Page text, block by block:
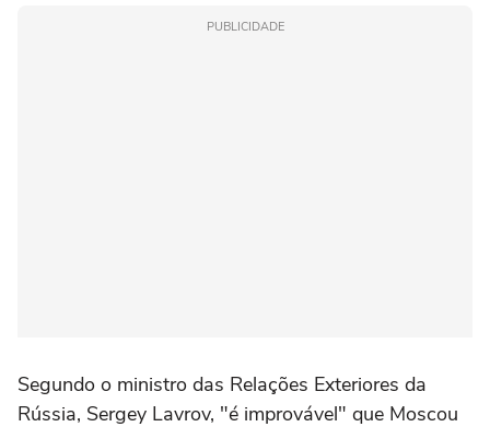
PUBLICIDADE
Segundo o ministro das Relações Exteriores da
Rússia, Sergey Lavrov, "é improvável" que Moscou